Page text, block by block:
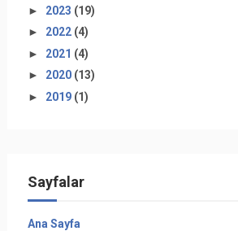
► 2023 (19)
► 2022 (4)
► 2021 (4)
► 2020 (13)
► 2019 (1)
Sayfalar
Ana Sayfa